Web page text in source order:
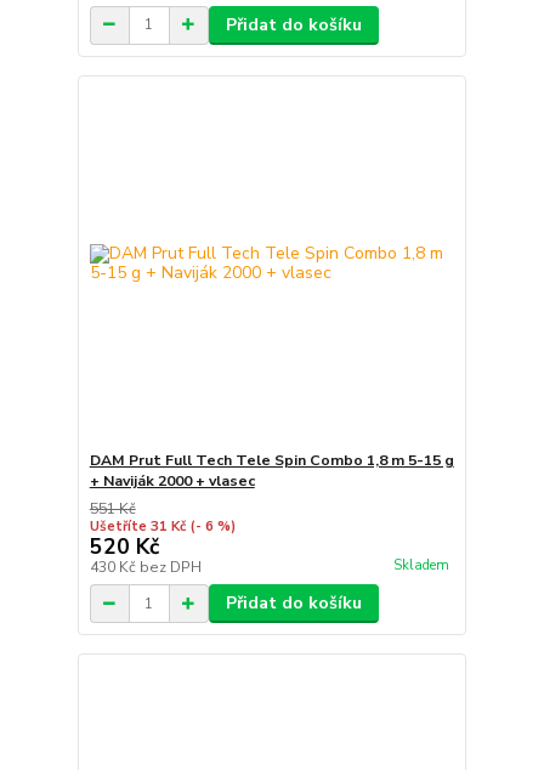
Přidat do košíku
DAM Prut Full Tech Tele Spin Combo 1,8 m 5-15 g
+ Naviják 2000 + vlasec
551 Kč
Ušetříte 31 Kč (- 6 %)
520 Kč
430 Kč bez DPH Skladem
Přidat do košíku